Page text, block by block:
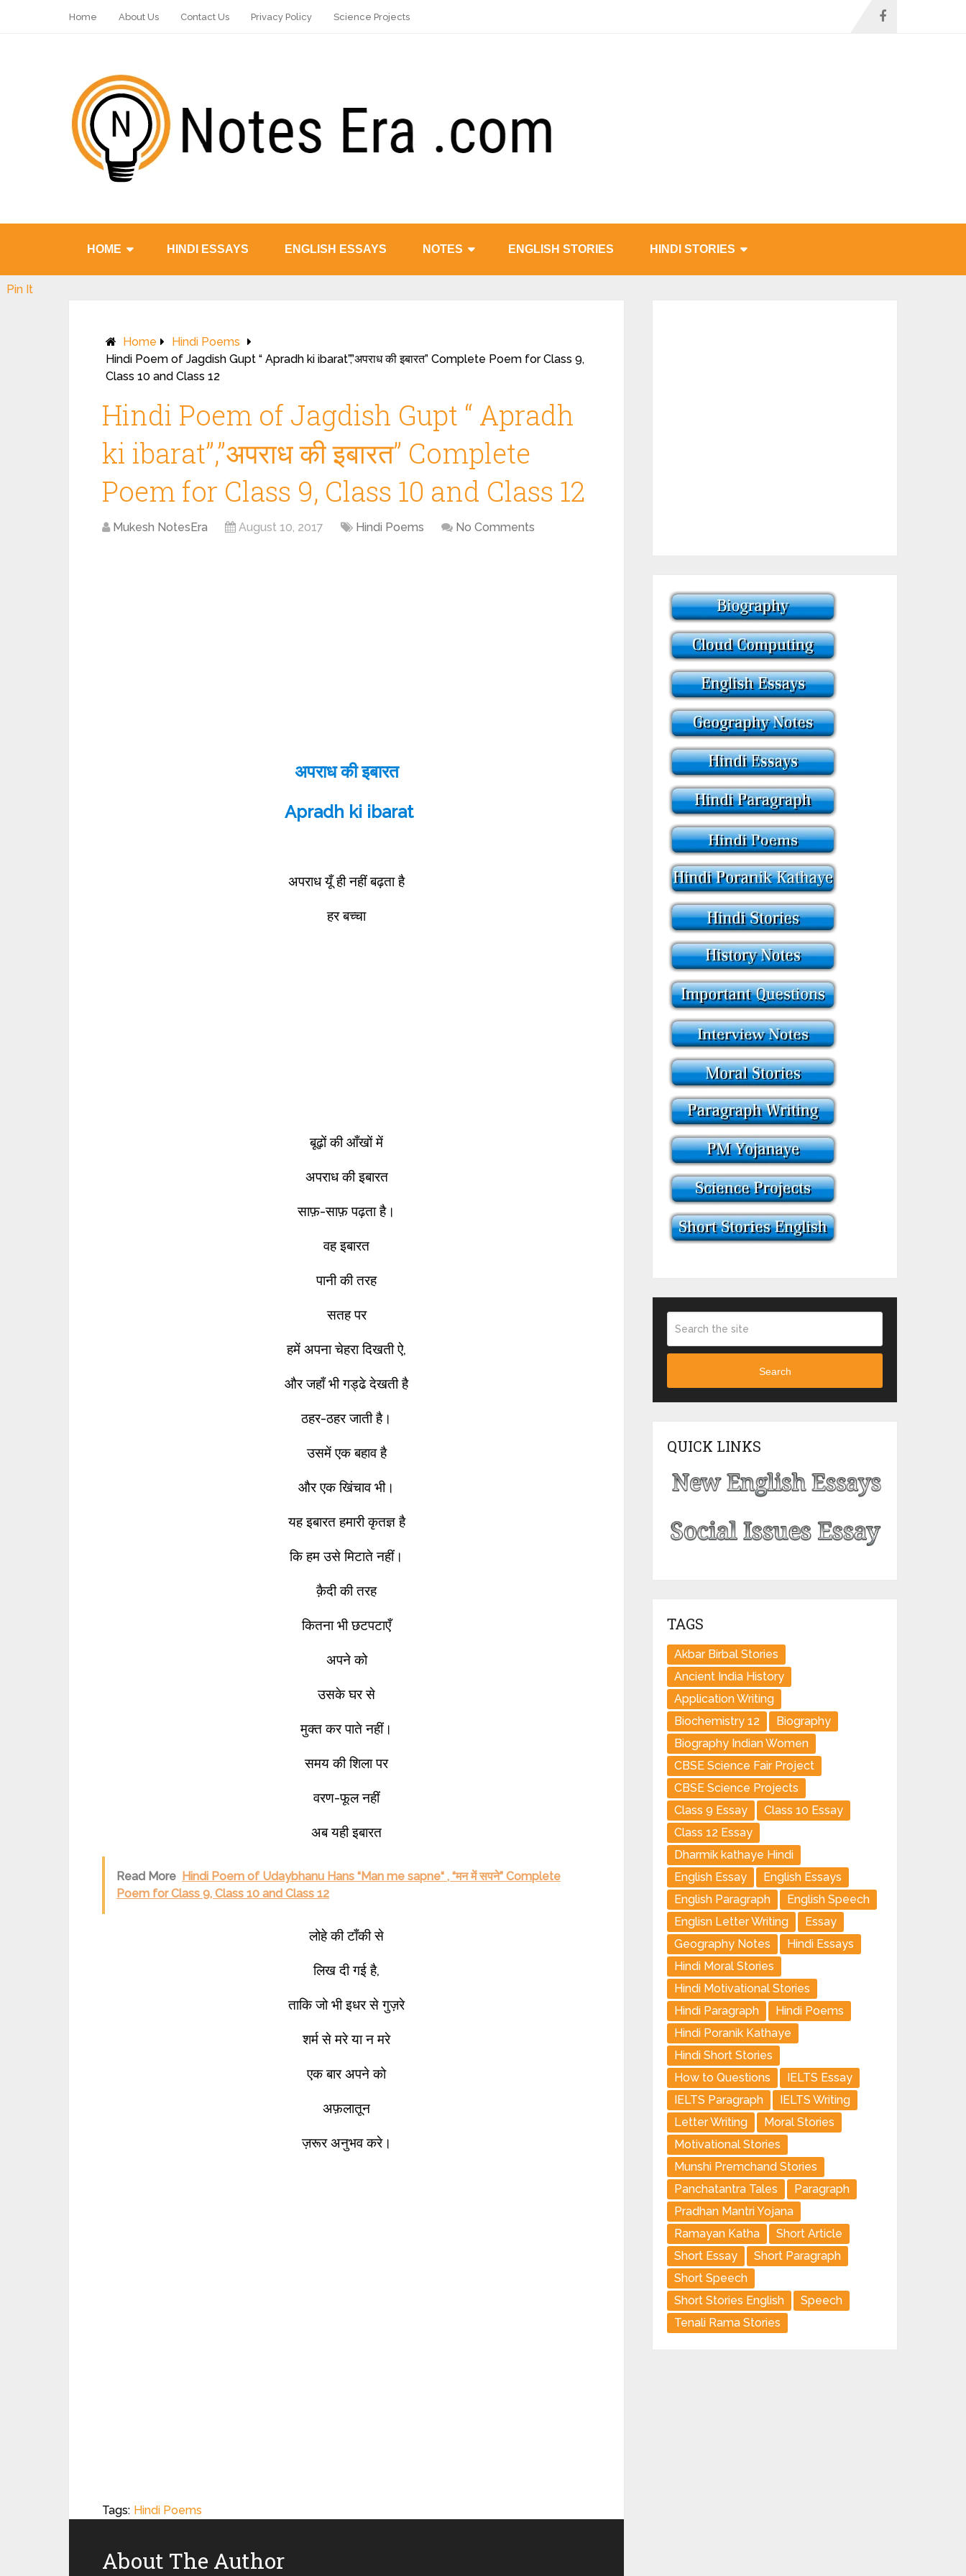
Home About Us Contact Us Privacy Policy Science Projects
HOME HINDI ESSAYS ENGLISH ESSAYS NOTES ENGLISH STORIES HINDI STORIES
Home
Hindi Poems
Hindi Poem of Jagdish Gupt “ Apradh ki ibarat”,”अपराध की इबारत” Complete Poem for Class 9,
Class 10 and Class 12
Hindi Poem of Jagdish Gupt “ Apradh
ki ibarat”,”अपराध की इबारत” Complete
Poem for Class 9, Class 10 and Class 12
Mukesh NotesEra August 10, 2017 Hindi Poems No Comments
अपराध की इबारत
Apradh ki ibarat
अपराध यूँ ही नहीं बढ़ता है
हर बच्चा
बूढ़ों की आँखों में
अपराध की इबारत
साफ़-साफ़ पढ़ता है।
वह इबारत
पानी की तरह
सतह पर
हमें अपना चेहरा दिखती ऐ,
और जहाँ भी गड्ढे देखती है
ठहर-ठहर जाती है।
उसमें एक बहाव है
और एक खिंचाव भी।
यह इबारत हमारी कृतज्ञ है
कि हम उसे मिटाते नहीं।
क़ैदी की तरह
कितना भी छटपटाएँ
अपने को
उसके घर से
मुक्त कर पाते नहीं।
समय की शिला पर
वरण-फूल नहीं
अब यही इबारत
Read More Hindi Poem of Udaybhanu Hans “Man me sapne“ , “मन में सपने” Complete
Poem for Class 9, Class 10 and Class 12
लोहे की टाँकी से
लिख दी गई है,
ताकि जो भी इधर से गुज़रे
शर्म से मरे या न मरे
एक बार अपने को
अफ़लातून
ज़रूर अनुभव करे।
Pin It
Tags: Hindi Poems
About The Author
Search
QUICK LINKS
TAGS
Akbar Birbal Stories
Ancient India History
Application Writing
Biochemistry 12
Biography
Biography Indian Women
CBSE Science Fair Project
CBSE Science Projects
Class 9 Essay
Class 10 Essay
Class 12 Essay
Dharmik kathaye Hindi
English Essay
English Essays
English Paragraph
English Speech
Englisn Letter Writing
Essay
Geography Notes
Hindi Essays
Hindi Moral Stories
Hindi Motivational Stories
Hindi Paragraph
Hindi Poems
Hindi Poranik Kathaye
Hindi Short Stories
How to Questions
IELTS Essay
IELTS Paragraph
IELTS Writing
Letter Writing
Moral Stories
Motivational Stories
Munshi Premchand Stories
Panchatantra Tales
Paragraph
Pradhan Mantri Yojana
Ramayan Katha
Short Article
Short Essay
Short Paragraph
Short Speech
Short Stories English
Speech
Tenali Rama Stories